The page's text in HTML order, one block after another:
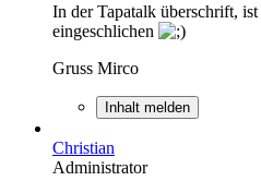
In der Tapatalk überschrift,
eingeschlichen
Gruss Mirco
Inhalt melden
Christian
Administrator